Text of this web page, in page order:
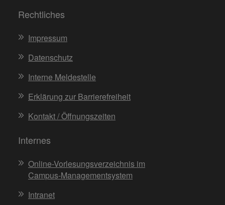
Rechtliches
Impressum
Datenschutz
Interne Meldestelle
Erklärung zur Barrierefreiheit
Kontakt / Öffnungszeiten
Internes
Online-Vorlesungsverzeichnis im
Campus-Managementsystem
Intranet